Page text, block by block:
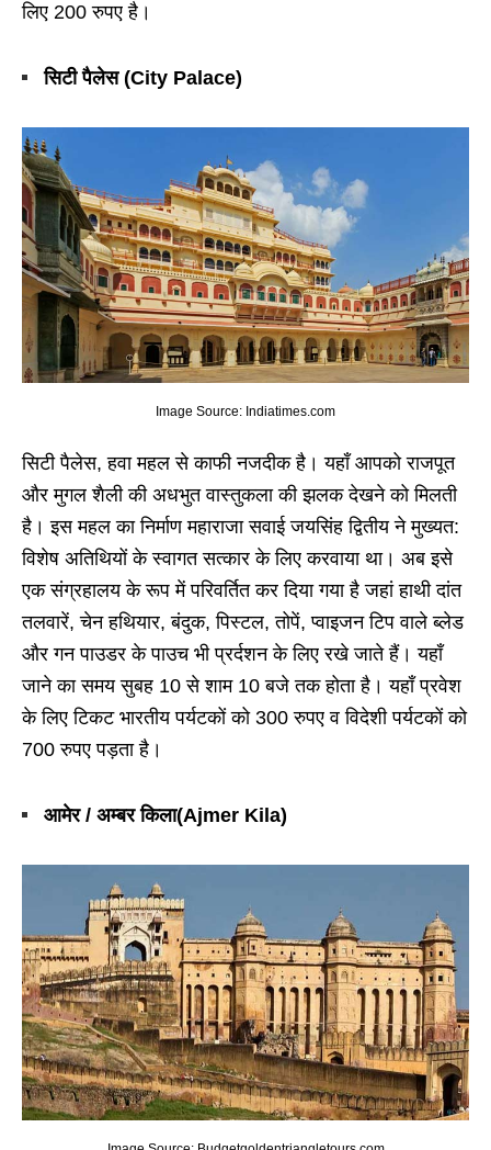
लिए 200 रुपए है।
सिटी पैलेस (City Palace)
Image Source: Indiatimes.com
सिटी पैलेस, हवा महल से काफी नजदीक है। यहाँ आपको राजपूत
और मुगल शैली की अधभुत वास्तुकला की झलक देखने को मिलती
है। इस महल का निर्माण महाराजा सवाई जयसिंह द्वितीय ने मुख्यत:
विशेष अतिथियों के स्वागत सत्कार के लिए करवाया था। अब इसे
एक संग्रहालय के रूप में परिवर्तित कर दिया गया है जहां हाथी दांत
तलवारें, चेन हथियार, बंदुक, पिस्‍टल, तोपें, प्‍वाइजन टिप वाले ब्‍लेड
और गन पाउडर के पाउच भी प्रर्दशन के लिए रखे जाते हैं। यहाँ
जाने का समय सुबह 10 से शाम 10 बजे तक होता है। यहाँ प्रवेश
के लिए टिकट भारतीय पर्यटकों को 300 रुपए व विदेशी पर्यटकों को
700 रुपए पड़ता है।
आमेर / अम्बर किला(Ajmer Kila)